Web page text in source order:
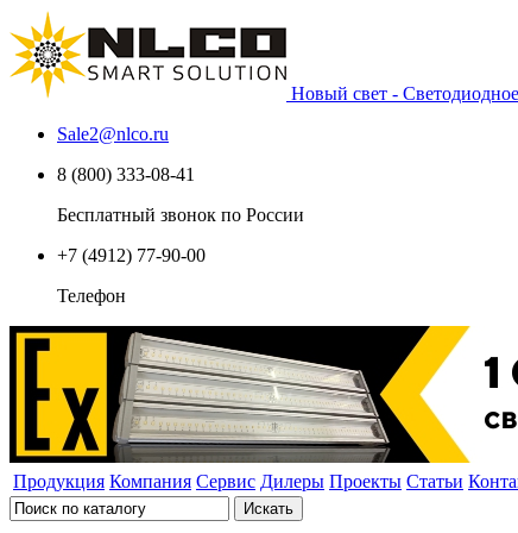
Новый свет -
Sale2@nlco.ru
8 (800) 333-08-41
Бесплатный звонок по России
+7 (4912) 77-90-00
Телефон
Продукция Компания Сервис Дилеры Проекты Статьи